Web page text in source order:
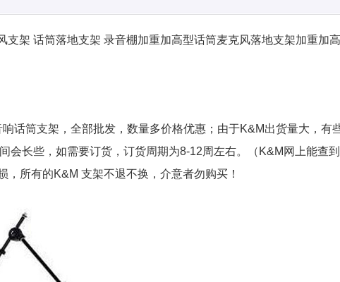
支架 话筒落地支架 录音棚加重加高型话筒麦克风落地支架加重加
话筒支架，全部批发，数量多价格优惠；由于K&M出货量大，有
会长些，如需要订货，订货周期为8-12周左右。（K&M网上能查
，所有的K&M 支架不退不换，介意者勿购买！